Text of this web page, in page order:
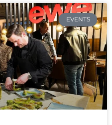
EVENTS